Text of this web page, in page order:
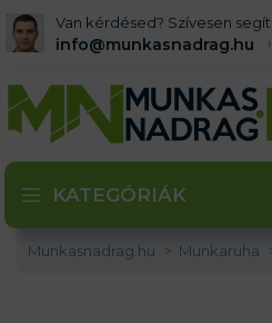
Van kérdésed? Szívesen
info@munkasnadrag.hu
KATEGÓRIÁK
Munkasnadrag.hu Munkaruha